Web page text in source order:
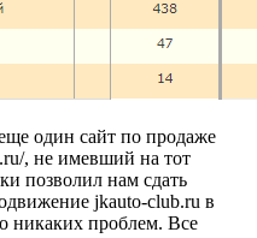
один сайт по продаже
, не имевший на тот
позволил нам сдать
jkauto-club.ru в
никаких проблем. Все